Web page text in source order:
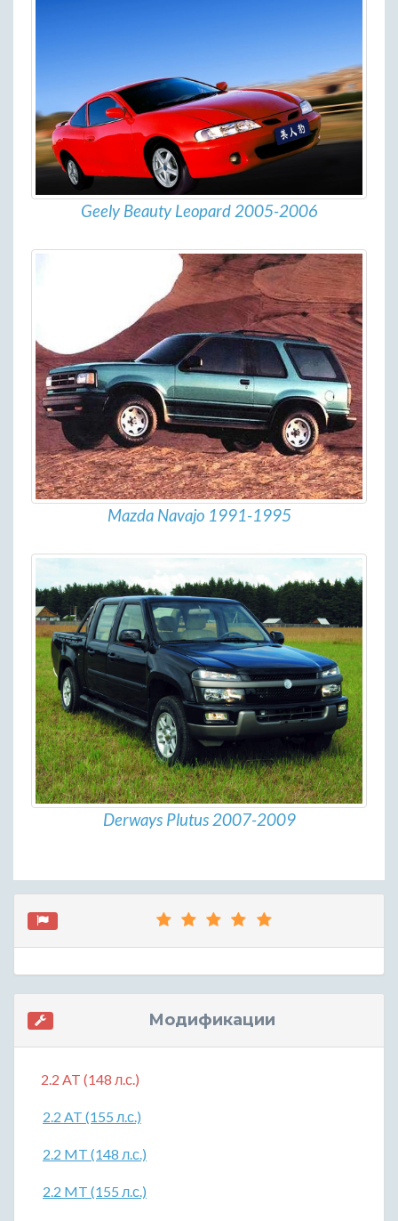
Geely Beauty Leopard 2005-2006
Mazda Navajo 1991-1995
Derways Plutus 2007-2009
Модификации
2.2 AT (148 л.с.)
2.2 AT (155 л.с.)
2.2 MT (148 л.с.)
2.2 MT (155 л.с.)